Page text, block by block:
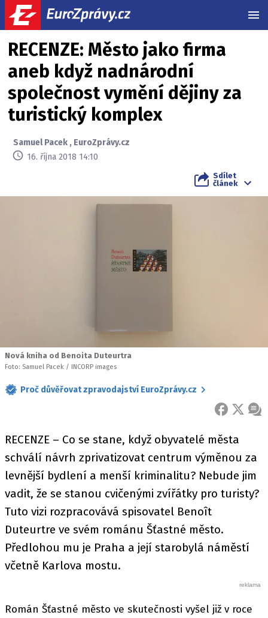
RECENZE: Město jako firma
aneb když nadnárodní
společnost vymění dějiny za
turistický komplex
Samuel Pacek , EuroZprávy.cz
16. října 2018 14:10
Sdílet
článek
Nová kniha od Benoita Duteurtra
Foto: Samuel Pacek / INCORP images
Proč důvěřovat zpravodajství EuroZprávy.cz
FACEBOOK
X
RECENZE – Co se stane, když obyvatelé města
schválí návrh zprivatizovat centrum výměnou za
levnější bydlení a menší kriminalitu? Nebude jim
vadit, že se stanou cvičenými zvířátky pro turisty?
Tuto vizi rozpracovává spisovatel Benoît
Duteurtre ve svém románu Šťastné město.
Předlohou mu je Praha a její starobylá náměstí
včetně Karlova mostu.
Román Šťastné město ve skutečnosti vyšel již v roce